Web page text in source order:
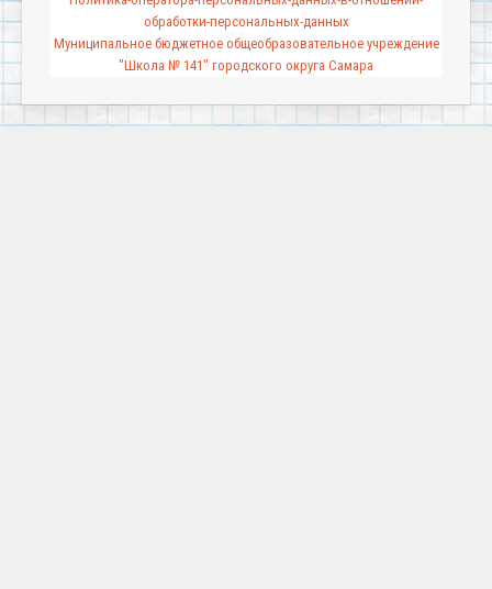
обработки-персональных-данных
Муниципальное бюджетное общеобразовательное учреждение
"Школа № 141" городского округа Самара